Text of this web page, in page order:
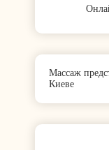
Массаж
Киеве